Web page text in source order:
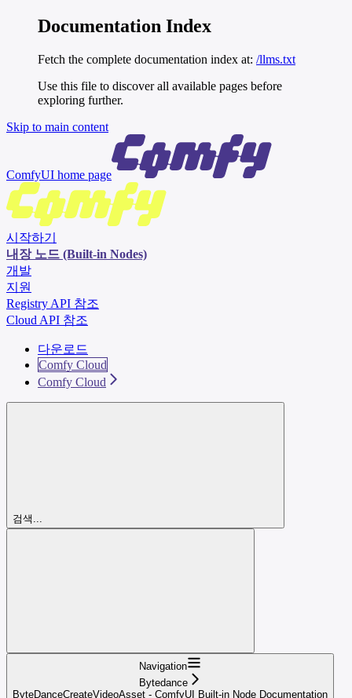
Documentation Index
Fetch the complete documentation index at: /llms.txt
Use this file to discover all available pages before
exploring further.
Skip to main content
ComfyUI home page
시작하기
내장 노드 (Built-in Nodes)
개발
지원
Registry API 참조
Cloud API 참조
다운로드
Comfy Cloud
Comfy Cloud
검색...
Navigation
Bytedance
ByteDanceCreateVideoAsset - ComfyUI Built-in Node Documentation